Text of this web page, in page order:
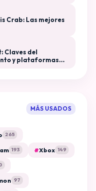
Crab: Las mejores
Claves del
y plataformas
MÁS USADOS
265
193 #Xbox 149
97